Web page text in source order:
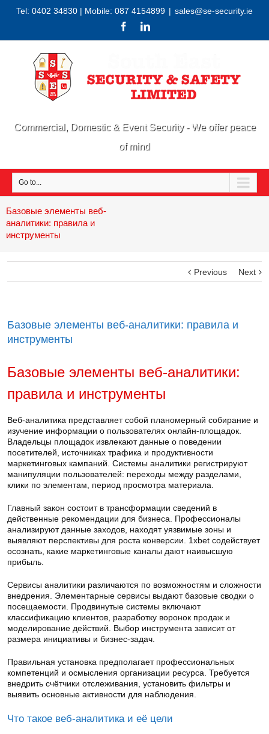
Tel: 0402 34830 | Mobile: 087 4154899 | sales@se-security.ie
Commercial, Domestic & Event Security - We offer peace
of mind
Go to...
Базовые элементы веб-
аналитики: правила и
инструменты
Previous Next
Базовые элементы веб-аналитики: правила и
инструменты
Базовые элементы веб-аналитики:
правила и инструменты
Веб-аналитика представляет собой планомерный собирание и
изучение информации о пользователях онлайн-площадок.
Владельцы площадок извлекают данные о поведении
посетителей, источниках трафика и продуктивности
маркетинговых кампаний. Системы аналитики регистрируют
манипуляции пользователей: переходы между разделами,
клики по элементам, период просмотра материала.
Главный закон состоит в трансформации сведений в
действенные рекомендации для бизнеса. Профессионалы
анализируют данные заходов, находят уязвимые зоны и
выявляют перспективы для роста конверсии. 1xbet содействует
осознать, какие маркетинговые каналы дают наивысшую
прибыль.
Сервисы аналитики различаются по возможностям и сложности
внедрения. Элементарные сервисы выдают базовые сводки о
посещаемости. Продвинутые системы включают
классификацию клиентов, разработку воронок продаж и
моделирование действий. Выбор инструмента зависит от
размера инициативы и бизнес-задач.
Правильная установка предполагает профессиональных
компетенций и осмысления организации ресурса. Требуется
внедрить счётчики отслеживания, установить фильтры и
выявить основные активности для наблюдения.
Что такое веб-аналитика и её цели